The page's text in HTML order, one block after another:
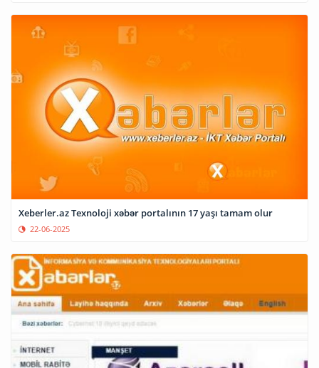
Xeberler.az Texnoloji xəbər portalının 17 yaşı tamam olur
22-06-2025